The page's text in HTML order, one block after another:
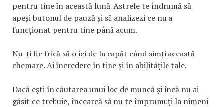
pentru tine în această lună. Astrele te îndrumă să
apeși butonul de pauză și să analizezi ce nu a
funcționat pentru tine până acum.
Nu-ți fie frică să o iei de la capăt când simți această
chemare. Ai încredere în tine și în abilitățile tale.
Dacă ești în căutarea unui loc de muncă și încă nu ai
găsit ce trebuie, încearcă să nu te împrumuți la nimeni